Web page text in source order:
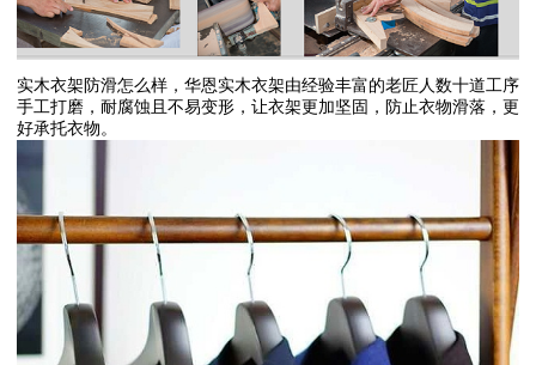
实木衣架防滑怎么样，华恩实木衣架由经验丰富的老匠人数十道工序
手工打磨，耐腐蚀且不易变形，让衣架更加坚固，防止衣物滑落，更
好承托衣物。